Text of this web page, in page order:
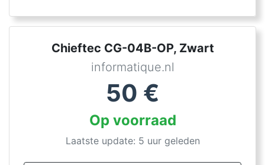
Chieftec CG-04B-OP, Zwart
informatique.nl
50 €
Op voorraad
Laatste update: 5 uur geleden